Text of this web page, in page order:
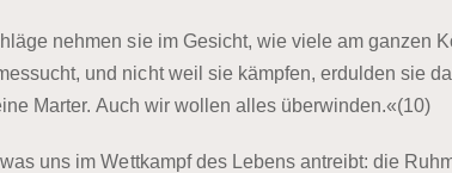
nehmen sie im Gesicht, wie viele am ganzen
und nicht weil sie kämpfen, erdulden sie
Marter. Auch wir wollen alles überwinden.«(10)
uns im Wettkampf des Lebens antreibt: die